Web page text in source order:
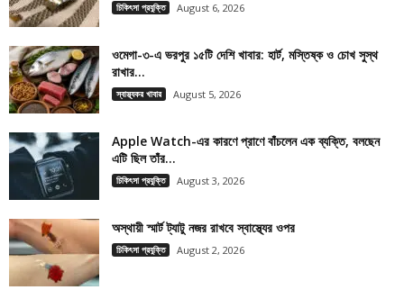
চিকিৎসা প্রযুক্তি August 6, 2026
ওমেগা-৩-এ ভরপুর ১৫টি দেশি খাবার: হার্ট, মস্তিষ্ক ও চোখ সুস্থ
রাখার...
স্বাস্থ্যকর খাবার August 5, 2026
Apple Watch-এর কারণে প্রাণে বাঁচলেন এক ব্যক্তি, বলছেন
এটি ছিল তাঁর...
চিকিৎসা প্রযুক্তি August 3, 2026
অস্থায়ী স্মার্ট ট্যাটু নজর রাখবে স্বাস্থ্যের ওপর
চিকিৎসা প্রযুক্তি August 2, 2026